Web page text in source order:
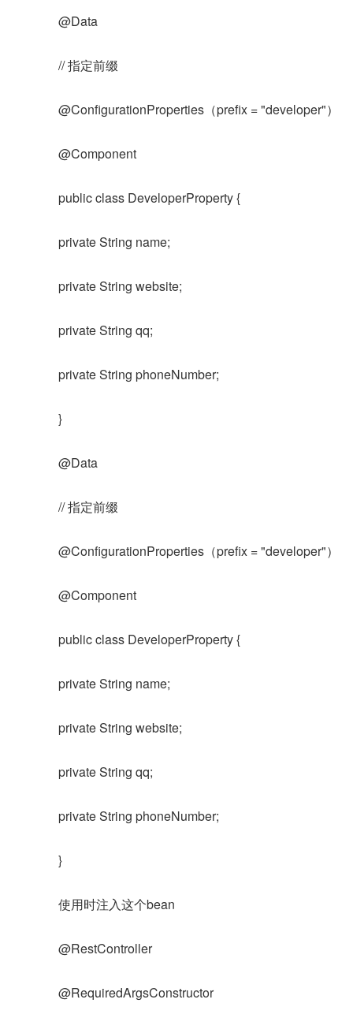
@Data
// 指定前缀
@ConfigurationProperties（prefix = "developer"）
@Component
public class DeveloperProperty {
private String name;
private String website;
private String qq;
private String phoneNumber;
}
@Data
// 指定前缀
@ConfigurationProperties（prefix = "developer"）
@Component
public class DeveloperProperty {
private String name;
private String website;
private String qq;
private String phoneNumber;
}
使用时注入这个bean
@RestController
@RequiredArgsConstructor